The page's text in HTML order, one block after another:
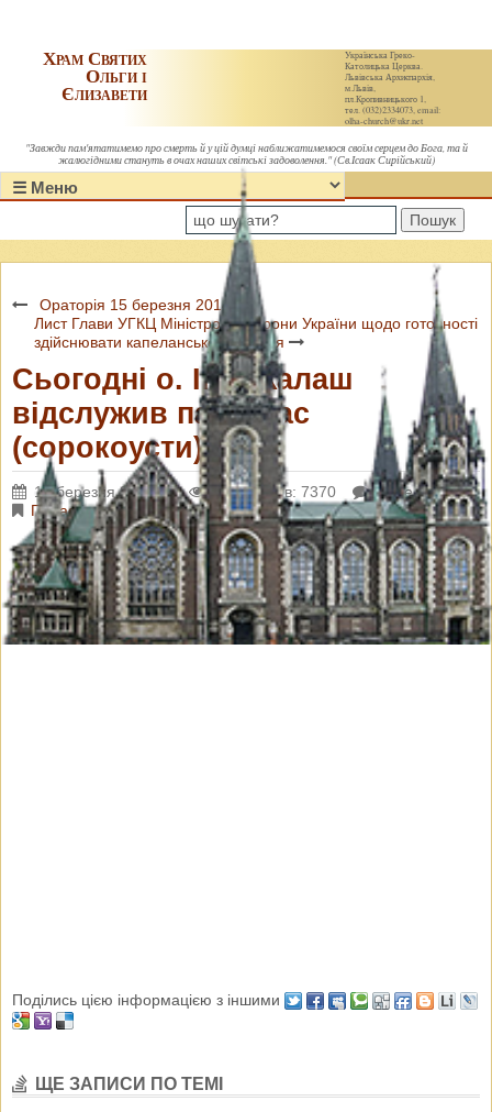
Українська Греко-
Католицька Церква.
Львівська Архиєпархія,
м.Львів,
пл.Кропивницького 1,
тел. (032)2334073, email:
olha-church@ukr.net
Храм Святих
Ольги і
Єлизавети
"Завжди пам'ятатимемо про смерть й у цій думці наближатимемося своїм серцем до Бога, та й
жалюгідними стануть в очах наших світські задоволення." (Св.Ісаак Сирійський)
Пошук
Ораторія 15 березня 2014
Лист Глави УГКЦ Міністрові оборони України щодо готовності
здійснювати капеланське служіння
Сьогодні о. Ігор Калаш
відслужив парастас
(сорокоусти)
12 березня 2014 р. Переглядів: 7370
Коментарі: 0
Парафіяльні новини
Пропонуємо Вашій увазі фрагмент парастасу у відеозапису,
який відслужив о. Ігор Калаш
Поділись цією інформацією з іншими
ЩЕ ЗАПИСИ ПО ТЕМІ